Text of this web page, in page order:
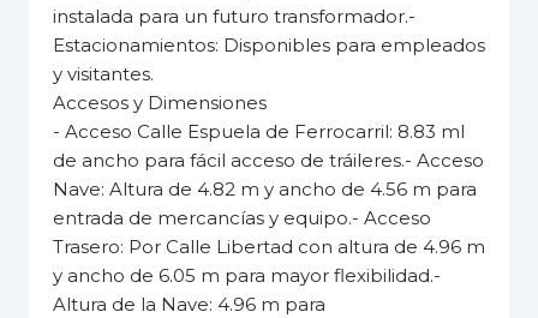
instalada para un futuro transformador.-
Estacionamientos: Disponibles para empleados
y visitantes.
Accesos y Dimensiones
- Acceso Calle Espuela de Ferrocarril: 8.83 ml
de ancho para fácil acceso de tráileres.- Acceso
Nave: Altura de 4.82 m y ancho de 4.56 m para
entrada de mercancías y equipo.- Acceso
Trasero: Por Calle Libertad con altura de 4.96 m
y ancho de 6.05 m para mayor flexibilidad.-
Altura de la Nave: 4.96 m para